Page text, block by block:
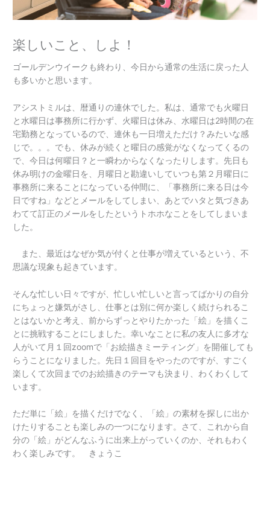
楽しいこと、しよ！
ゴールデンウイークも終わり、今日から通常の生活に戻った人
も多いかと思います。
アシストミルは、暦通りの連休でした。私は、通常でも火曜日
と水曜日は事務所に行かず、火曜日は休み、水曜日は2時間の在
宅勤務となっているので、連休も一日増えただけ？みたいな感
じで。。。でも、休みが続くと曜日の感覚がなくなってくるの
で、今日は何曜日？と一瞬わからなくなったりします。先日も
休み明けの金曜日を、月曜日と勘違いしていつも第２月曜日に
事務所に来ることになっている仲間に、「事務所に来る日は今
日ですね」などとメールをしてしまい、あとでハタと気づきあ
わてて訂正のメールをしたというトホホなことをしてしまいま
した。
また、最近はなぜか気が付くと仕事が増えているという、不
思議な現象も起きています。
そんな忙しい日々ですが、忙しい忙しいと言ってばかりの自分
にちょっと嫌気がさし、仕事とは別に何か楽しく続けられるこ
とはないかと考え、前からずっとやりたかった「絵」を描くこ
とに挑戦することにしました。幸いなことに私の友人に多才な
人がいて月１回zoomで「お絵描きミーティング」を開催しても
らうことになりました。先日１回目をやったのですが、すごく
楽しくて次回までのお絵描きのテーマも決まり、わくわくして
います。
ただ単に「絵」を描くだけでなく、「絵」の素材を探しに出か
けたりすることも楽しみの一つになります。さて、これから自
分の「絵」がどんなふうに出来上がっていくのか、それもわく
わく楽しみです。 きょうこ